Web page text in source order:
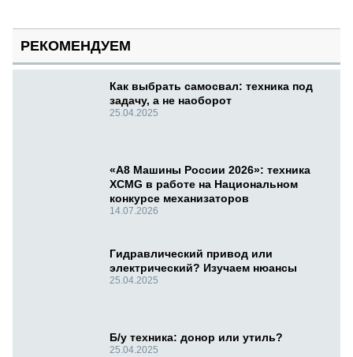
РЕКОМЕНДУЕМ
Как выбрать самосвал: техника под
задачу, а не наоборот
25.04.2025
«А8 Машины России 2026»: техника
XCMG в работе на Национальном
конкурсе механизаторов
14.07.2026
Гидравлический привод или
электрический? Изучаем нюансы
25.04.2025
Б/у техника: донор или утиль?
25.04.2025